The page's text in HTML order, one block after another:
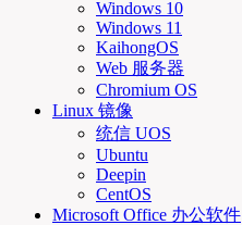
Windows 10
Windows 11
KaihongOS
Web 服务器
Chromium OS
Linux 镜像
统信 UOS
Ubuntu
Deepin
CentOS
Microsoft Office 办公软件